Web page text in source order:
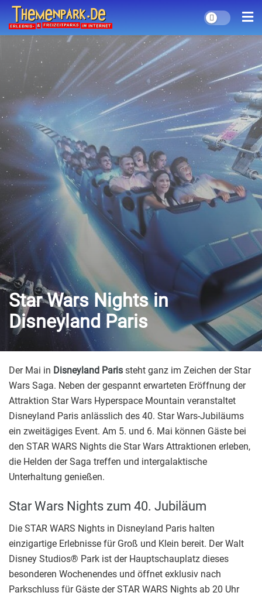
Star Wars Nights in
Disneyland Paris
Der Mai in Disneyland Paris steht ganz im Zeichen der Star
Wars Saga. Neben der gespannt erwarteten Eröffnung der
Attraktion Star Wars Hyperspace Mountain veranstaltet
Disneyland Paris anlässlich des 40. Star Wars-Jubiläums
ein zweitägiges Event. Am 5. und 6. Mai können Gäste bei
den STAR WARS Nights die Star Wars Attraktionen erleben,
die Helden der Saga treffen und intergalaktische
Unterhaltung genießen.
Star Wars Nights zum 40. Jubiläum
Die STAR WARS Nights in Disneyland Paris halten
einzigartige Erlebnisse für Groß und Klein bereit. Der Walt
Disney Studios® Park ist der Hauptschauplatz dieses
besonderen Wochenendes und öffnet exklusiv nach
Parkschluss für Gäste der STAR WARS Nights ab 20 Uhr